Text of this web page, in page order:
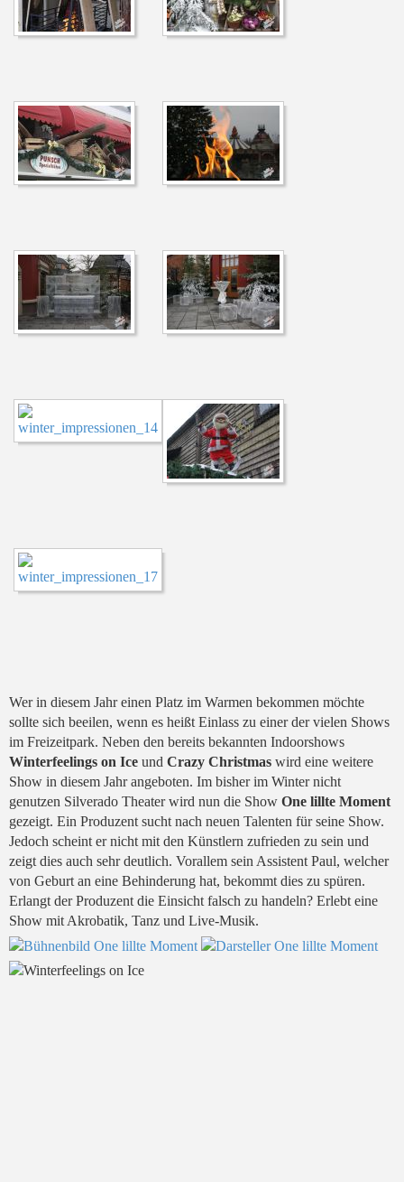
Wer in diesem Jahr einen Platz im Warmen bekommen möchte
sollte sich beeilen, wenn es heißt Einlass zu einer der vielen Shows
im Freizeitpark. Neben den bereits bekannten Indoorshows
Winterfeelings on Ice und Crazy Christmas wird eine weitere
Show in diesem Jahr angeboten. Im bisher im Winter nicht
genutzen Silverado Theater wird nun die Show One lillte Moment
gezeigt. Ein Produzent sucht nach neuen Talenten für seine Show.
Jedoch scheint er nicht mit den Künstlern zufrieden zu sein und
zeigt dies auch sehr deutlich. Vorallem sein Assistent Paul, welcher
von Geburt an eine Behinderung hat, bekommt dies zu spüren.
Erlangt der Produzent die Einsicht falsch zu handeln? Erlebt eine
Show mit Akrobatik, Tanz und Live-Musik.